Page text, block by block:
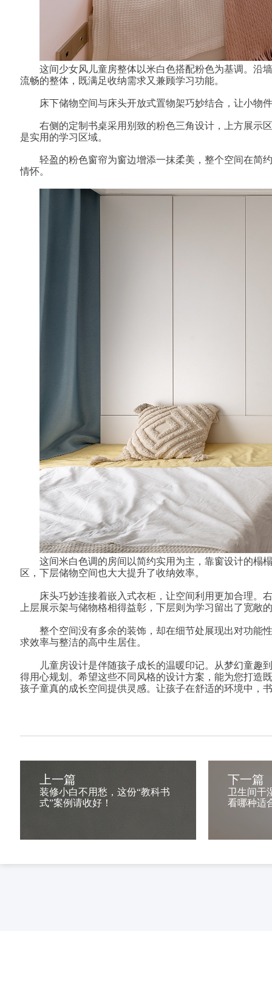
这间少女风儿童房整体以米白色搭配粉色为基调。沿
流畅的整体，既满足收纳需求又兼顾学习功能。
床下储物空间与床头开放式置物架巧妙结合，让小物
右侧的定制书桌采用别致的粉色三角设计，上方展示
是实用的学习区域。
轻盈的粉色窗帘为窗边增添一抹柔美，整个空间在简
情怀。
这间米白色调的房间以简约实用为主，靠窗设计的榻
区，下层储物空间也大大提升了收纳效率。
床头巧妙连接着嵌入式衣柜，让空间利用更加合理。
上层展示架与储物格相得益彰，下层则为学习留出了宽敞
整个空间没有多余的装饰，却在细节处展现出对功能
求效率与整洁的高中生居住。
儿童房设计是伴随孩子成长的温暖印记。从梦幻童趣
得用心规划。希望这些不同风格的设计方案，能为您打造
孩子童真的成长空间提供灵感。让孩子在舒适的环境中，
上一篇
装修小白不用愁，这份“教科书
式”案例请收好！
下一篇
卫生间干
看哪种适